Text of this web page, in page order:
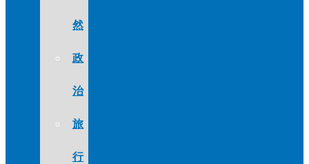
然
政
治
旅
行